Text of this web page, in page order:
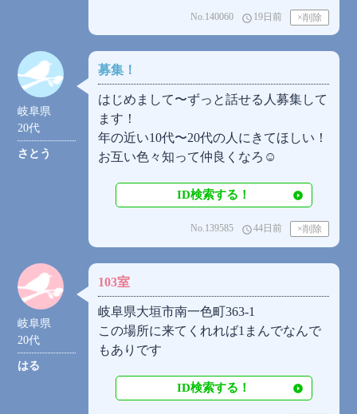
access_time 19日前
No.140060
岐阜県
20代
さとう
募集！
はじめまして〜ずっと話せる人募集して
ます！
年の近い10代〜20代の人にきてほしい！
お互い色々知って仲良くなろ☺
ID検索する！
access_time44日前
No.139585
岐阜県
20代
はる
103室
岐阜県大垣市南一色町363-1
この場所に来てくれれば1まんでなんで
もありです
ID検索する！